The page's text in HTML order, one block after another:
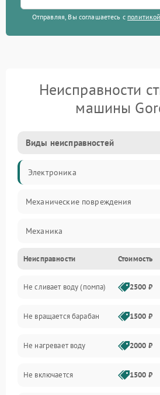
Отправляя, Вы соглашаетесь с
Неисправности
машины
Виды неисправностей
Электроника
Механические повреждения
Механика
Электропитание
Водоснабжение
Слив
Программное обеспечение
Неисправности Стоимость
Не сливает воду (помпа) 2500 ₽
Не вращается барабан 1500 ₽
Не нагревает воду 2000 ₽
Не включается 1500 ₽